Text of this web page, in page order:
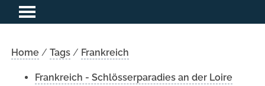
Home / Tags/ Frankreich
Frankreich - Schlösserparadies an der Loire